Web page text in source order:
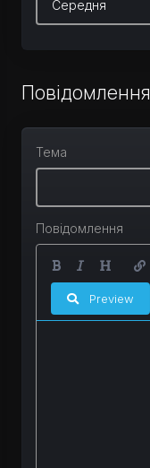
Повідомлення
Тема
Повідомлення
Preview